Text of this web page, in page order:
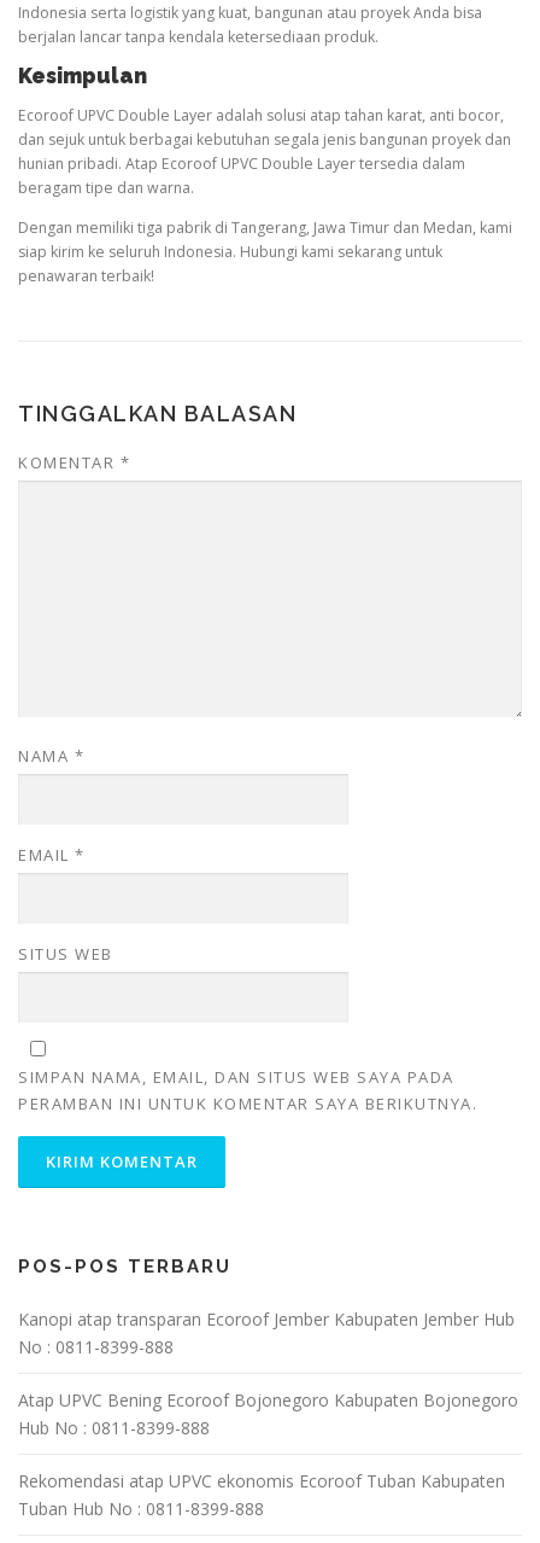
Indonesia serta logistik yang kuat, bangunan atau proyek Anda bisa
berjalan lancar tanpa kendala ketersediaan produk.
Kesimpulan
Ecoroof UPVC Double Layer adalah solusi atap tahan karat, anti bocor,
dan sejuk untuk berbagai kebutuhan segala jenis bangunan proyek dan
hunian pribadi. Atap Ecoroof UPVC Double Layer tersedia dalam
beragam tipe dan warna.
Dengan memiliki tiga pabrik di Tangerang, Jawa Timur dan Medan, kami
siap kirim ke seluruh Indonesia. Hubungi kami sekarang untuk
penawaran terbaik!
TINGGALKAN BALASAN
KOMENTAR *
NAMA *
EMAIL *
SITUS WEB
SIMPAN NAMA, EMAIL, DAN SITUS WEB SAYA PADA
PERAMBAN INI UNTUK KOMENTAR SAYA BERIKUTNYA.
POS-POS TERBARU
Kanopi atap transparan Ecoroof Jember Kabupaten Jember Hub
No : 0811-8399-888
Atap UPVC Bening Ecoroof Bojonegoro Kabupaten Bojonegoro
Hub No : 0811-8399-888
Rekomendasi atap UPVC ekonomis Ecoroof Tuban Kabupaten
Tuban Hub No : 0811-8399-888